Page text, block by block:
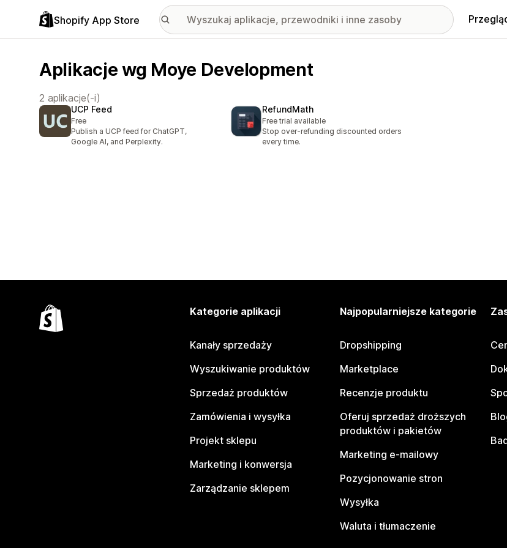
Shopify App Store
Aplikacje wg Moye Development
2 aplikacje(-i)
UCP Feed
Free
Publish a UCP feed for ChatGPT,
Google AI, and Perplexity.
RefundMath
Free trial available
Stop over-refunding discounted orders
every time.
Kategorie aplikacji
Kanały sprzedaży
Wyszukiwanie produktów
Sprzedaż produktów
Zamówienia i wysyłka
Projekt sklepu
Marketing i konwersja
Zarządzanie sklepem
Najpopularniejsze kategorie
Dropshipping
Marketplace
Recenzje produktu
Oferuj sprzedaż droższych
produktów i pakietów
Marketing e-mailowy
Pozycjonowanie stron
Wysyłka
Waluta i tłumaczenie